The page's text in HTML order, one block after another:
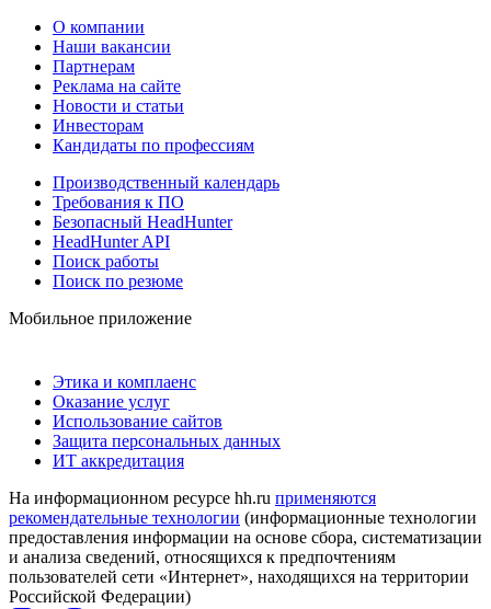
О компании
Наши вакансии
Партнерам
Реклама на сайте
Новости и статьи
Инвесторам
Кандидаты по профессиям
Производственный календарь
Требования к ПО
Безопасный HeadHunter
HeadHunter API
Поиск работы
Поиск по резюме
Мобильное приложение
Этика и комплаенс
Оказание услуг
Использование сайтов
Защита персональных данных
ИТ аккредитация
На информационном ресурсе hh.ru применяются
рекомендательные технологии (информационные технологии
предоставления информации на основе сбора, систематизации
и анализа сведений, относящихся к предпочтениям
пользователей сети «Интернет», находящихся на территории
Российской Федерации)